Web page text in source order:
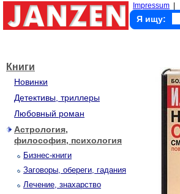
Impressum
Я ищу:
Книги
Новинки
Детективы, триллеры
Любовный роман
Астрология,
философия, психология
Бизнес-книги
Заговоры, обереги, гадания
Лечение, знахарство